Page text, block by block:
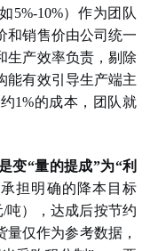
5%-10%）作为团队
和销售价由公司统一
生产效率负责，剔除
能有效引导生产端主
1%的成本，团队就
变“量的提成”为“利
担明确的降本目标
/吨），达成后按节约
量仅作为参考数据，